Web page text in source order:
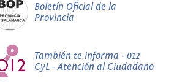
Boletín Oficial de la
Provincia
También te informa - 012
CyL - Atención al Ciudadano